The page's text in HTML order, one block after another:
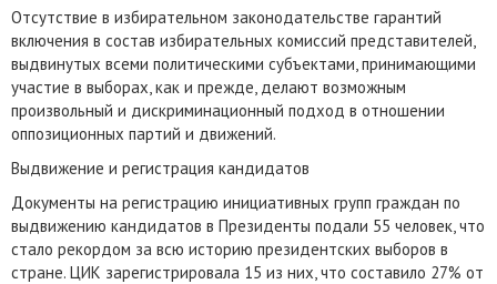
Отсутствие в избирательном законодательстве гарантий
включения в состав избирательных комиссий представителей,
выдвинутых всеми политическими субъектами, принимающими
участие в выборах, как и прежде, делают возможным
произвольный и дискриминационный подход в отношении
оппозиционных партий и движений.
Выдвижение и регистрация кандидатов
Документы на регистрацию инициативных групп граждан по
выдвижению кандидатов в Президенты подали 55 человек, что
стало рекордом за всю историю президентских выборов в
стране. ЦИК зарегистрировала 15 из них, что составило 27% от